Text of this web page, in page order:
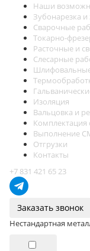
Наши
Зубонарезка
Сварочные
Токарно-
Расточные и
Слесарные
Изоляция
Вальцовка и
Выполнение
Отгрузки
Контакты
+7 831 421 65 23
Заказать звонок
Нестандартная